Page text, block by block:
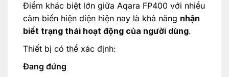
Điểm khác biệt lớn giữa Aqara FP400 với nhiều
cảm biến hiện diện hiện nay là khả năng nhận
biết trạng thái hoạt động của người dùng.
Thiết bị có thể xác định:
Đang đứng